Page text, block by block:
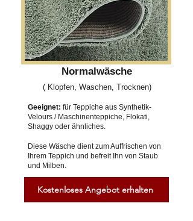
Normalwäsche
( Klopfen, Waschen, Trocknen)
Geeignet: für Teppiche aus Synthetik-
Velours / Maschinenteppiche, Flokati,
Shaggy oder ähnliches.
Diese Wäsche dient zum Auffrischen von
Ihrem Teppich und befreit Ihn von Staub
und Milben.
Kostenloses Angebot erhalten